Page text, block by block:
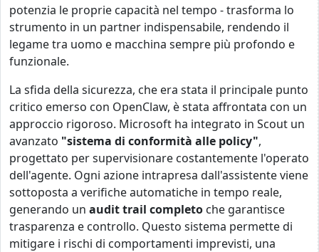
potenzia le proprie capacità nel tempo - trasforma lo
strumento in un partner indispensabile, rendendo il
legame tra uomo e macchina sempre più profondo e
funzionale.
La sfida della sicurezza, che era stata il principale punto
critico emerso con OpenClaw, è stata affrontata con un
approccio rigoroso. Microsoft ha integrato in Scout un
avanzato "sistema di conformità alle policy",
progettato per supervisionare costantemente l'operato
dell'agente. Ogni azione intrapresa dall'assistente viene
sottoposta a verifiche automatiche in tempo reale,
generando un audit trail completo che garantisce
trasparenza e controllo. Questo sistema permette di
mitigare i rischi di comportamenti imprevisti, una